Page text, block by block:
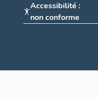
Accessibilité :
non conforme